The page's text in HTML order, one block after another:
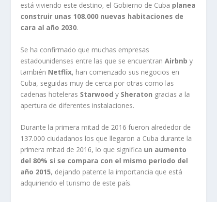
está viviendo este destino, el Gobierno de Cuba planea
construir unas 108.000 nuevas habitaciones de
cara al año 2030.
Se ha confirmado que muchas empresas
estadounidenses entre las que se encuentranAirbnby
también Netflix, han comenzado sus negocios en
Cuba, seguidas muy de cerca por otras como las
cadenas hoteleras Starwoody Sheraton gracias a la
apertura de diferentes instalaciones.
Durante la primera mitad de 2016 fueron alrededor de
137.000 ciudadanos los que llegaron a Cuba durante la
primera mitad de 2016, lo que significa un aumento
del 80% si se compara con el mismo periodo del
año 2015, dejando patente la importancia que está
adquiriendo el turismo de este país.